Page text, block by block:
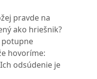
pravde na
ako hriešnik?
potupne
hovoríme:
odsúdenie je